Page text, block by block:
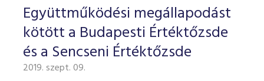
ESG Útmutató
Együttműködési megállapodást
kötött a Budapesti Értéktőzsde
és a Sencseni Értéktőzsde
2019. szept. 09.